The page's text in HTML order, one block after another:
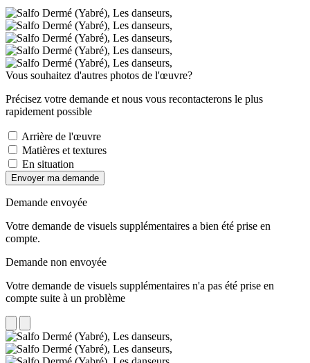
Vous souhaitez d'autres photos de l'œuvre?
Précisez votre demande et nous vous recontacterons le plus
rapidement possible
Arrière de l'œuvre
Matières et textures
En situation
Envoyer ma demande
Demande envoyée
Votre demande de visuels supplémentaires a bien été prise en
compte.
Demande non envoyée
Votre demande de visuels supplémentaires n'a pas été prise en
compte suite à un problème